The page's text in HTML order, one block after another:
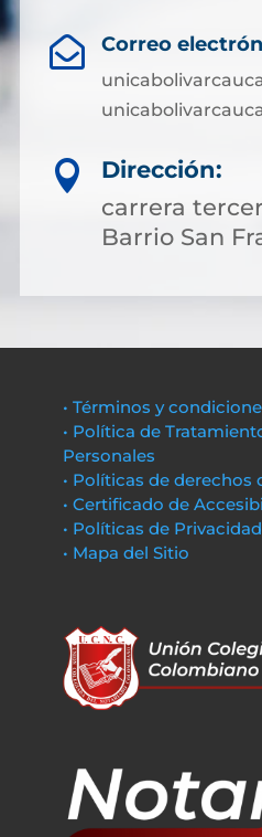
 Correo

Dirección:
carrera
Barrio San
• Términos y
• Política de
Personales
• Políticas de derechos
• Certificado de
• Políticas de
• Mapa del Sitio